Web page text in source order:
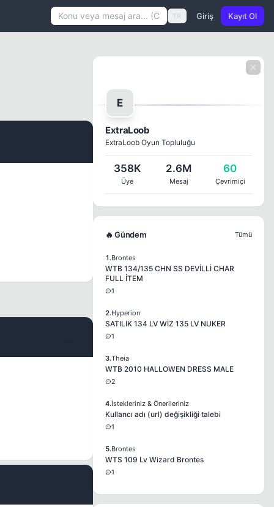
TR Giriş Kayıt Ol
E
ExtraLoob
ExtraLoob Oyun Topluluğu
358K
Üye
2.6M
Mesaj
60
Çevrimiçi
🔥 Gündem Tümü
1.Brontes
WTB 134/135 CHN SS DEVİLLİ CHAR
FULL İTEM
1
2.Hyperion
SATILIK 134 LV WİZ 135 LV NUKER
1
3.Theia
WTB 2010 HALLOWEN DRESS MALE
2
4.İstekleriniz & Önerileriniz
Kullancı adı (url) değişikliği talebi
1
5.Brontes
WTS 109 Lv Wizard Brontes
1